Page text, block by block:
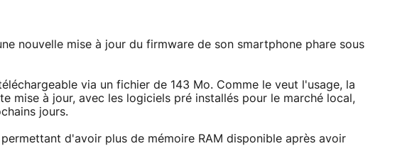
nouvelle mise à jour du firmware de son smartphone phare sous
via un fichier de 143 Mo. Comme le veut l'usage, la
mise à jour, avec les logiciels pré installés pour le marché local,
jours.
d'avoir plus de mémoire RAM disponible après avoir